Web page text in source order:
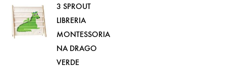
3 SPROUT
LIBRERIA
MONTESSORIA
NA DRAGO
VERDE